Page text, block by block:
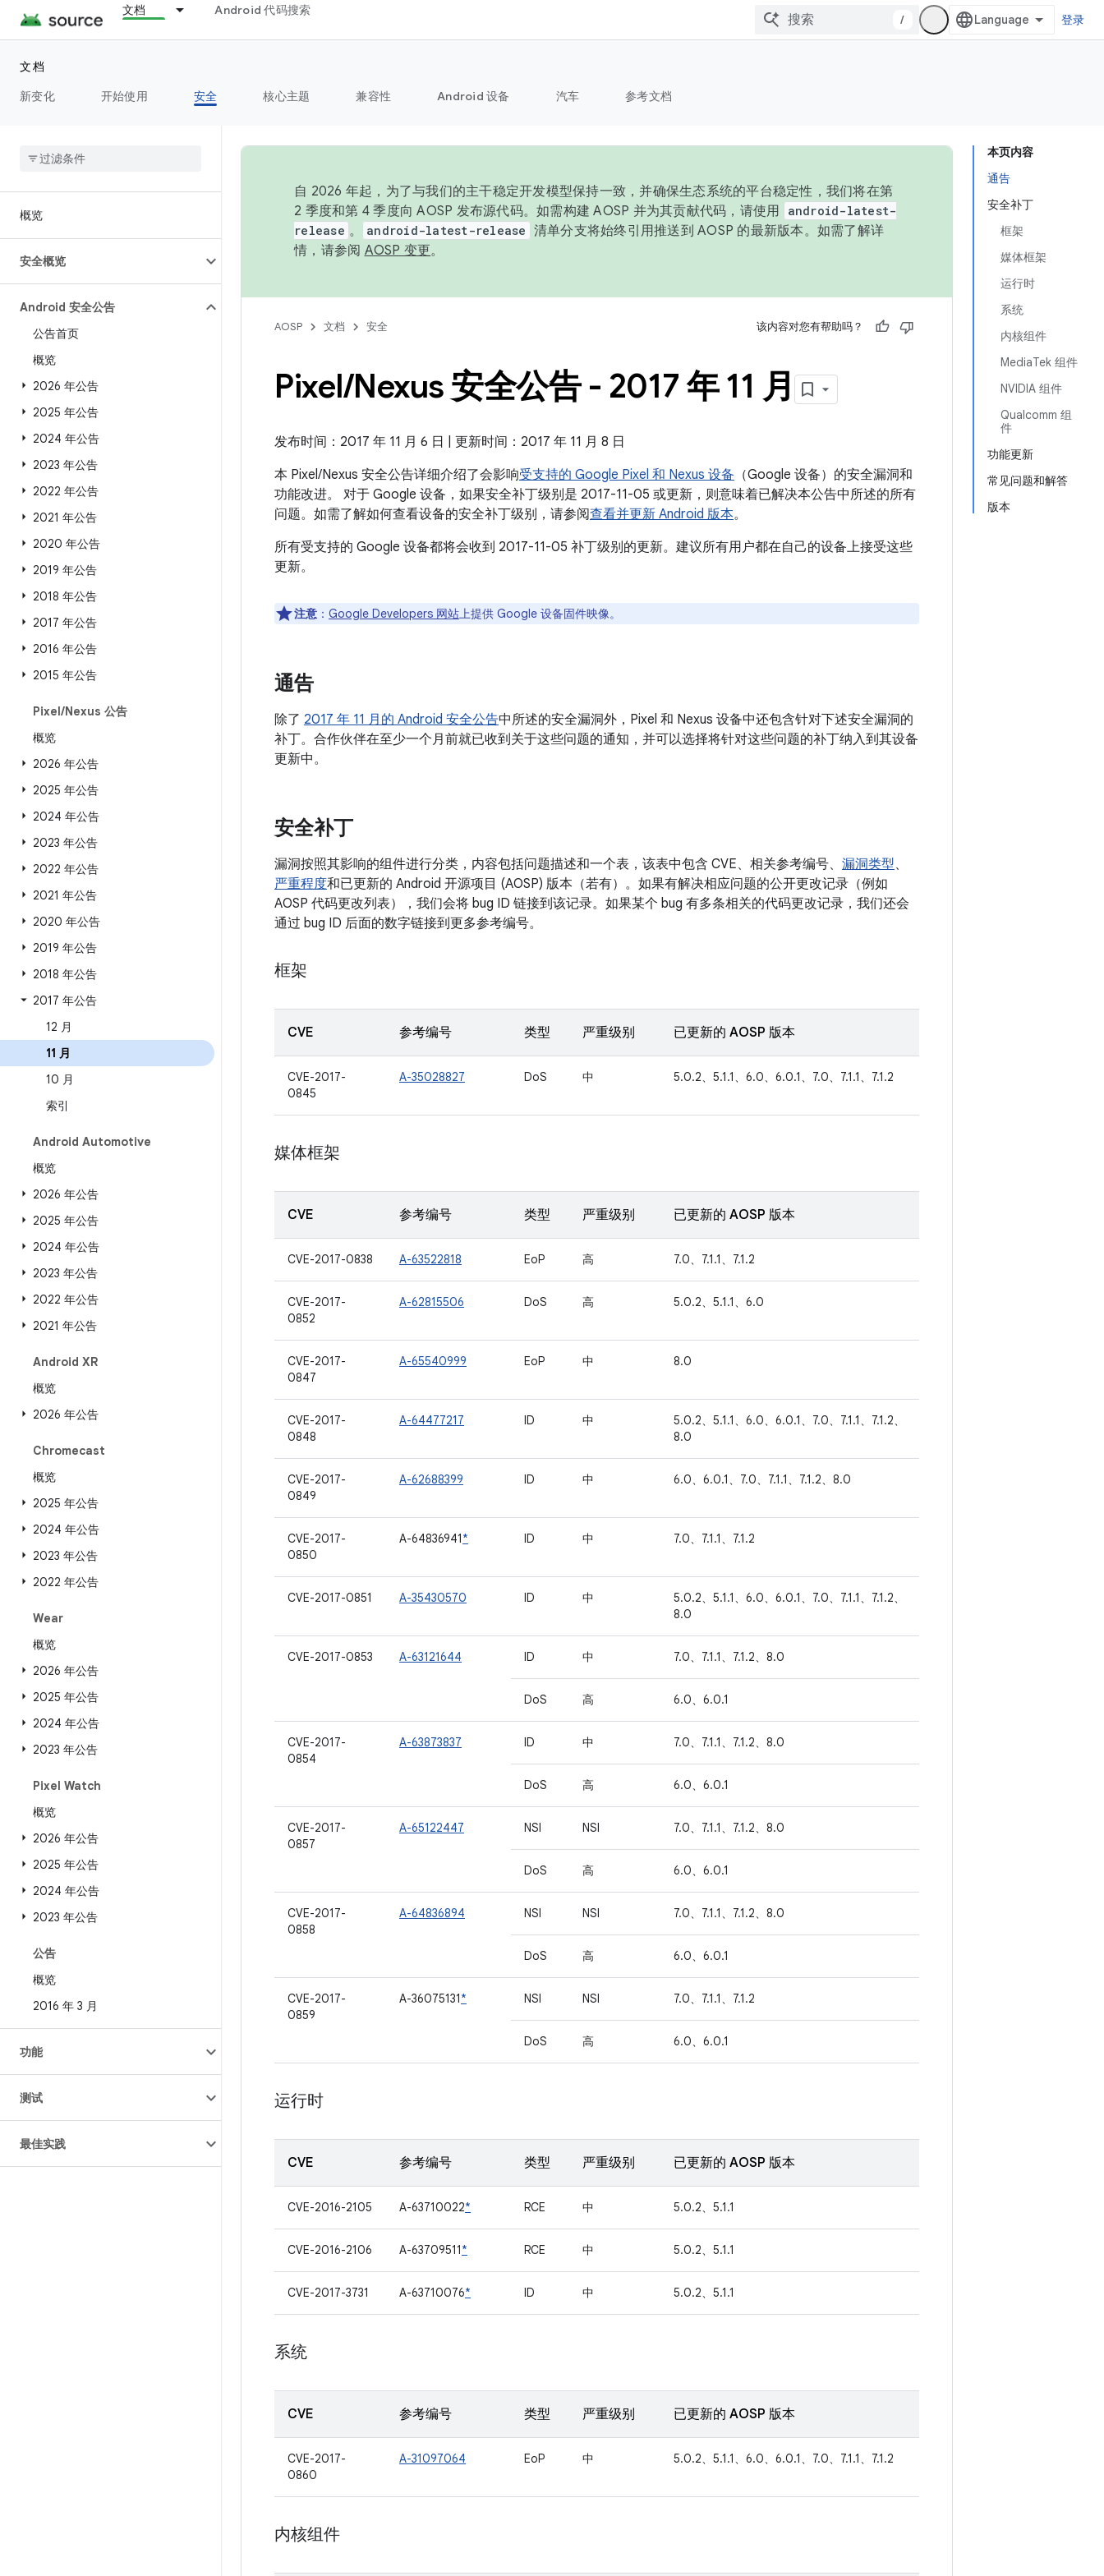
文档 Android 代码搜索
/ 登录
文档
新变化
开始使用 安全 核心主题 兼容性 Android 设备 汽车 参考文档
概览
安全概览
Android 安全公告
公告首页
概览
2026 年公告
2025 年公告
2024 年公告
2023 年公告
2022 年公告
2021 年公告
2020 年公告
2019 年公告
2018 年公告
2017 年公告
2016 年公告
2015 年公告
Pixel/Nexus 公告
概览
2026 年公告
2025 年公告
2024 年公告
2023 年公告
2022 年公告
2021 年公告
2020 年公告
2019 年公告
2018 年公告
2017 年公告
12 月
11 月
10 月
索引
Android Automotive
概览
2026 年公告
2025 年公告
2024 年公告
2023 年公告
2022 年公告
2021 年公告
Android XR
概览
2026 年公告
Chromecast
概览
2025 年公告
2024 年公告
2023 年公告
2022 年公告
Wear
概览
2026 年公告
2025 年公告
2024 年公告
2023 年公告
Pixel Watch
概览
2026 年公告
2025 年公告
2024 年公告
2023 年公告
公告
概览
2016 年 3 月
功能
测试
最佳实践
本页内容
通告
安全补丁
框架
媒体框架
运行时
系统
内核组件
MediaTek 组件
NVIDIA 组件
Qualcomm 组
件
功能更新
常见问题和解答
版本
自 2026 年起，为了与我们的主干稳定开发模型保持一致，并确保生态系统的平台稳定性，我们将在第
2 季度和第 4 季度向 AOSP 发布源代码。如需构建 AOSP 并为其贡献代码，请使用
android-latest-
release 。 android-latest-release 清单分支将始终引用推送到 AOSP 的最新版本。如需了解详
情，请参阅 AOSP 变更。
AOSP 文档 安全 该内容对您有帮助吗？
Pixel/Nexus 安全公告 - 2017 年 11 月
发布时间：2017 年 11 月 6 日 | 更新时间：2017 年 11 月 8 日
本 Pixel/Nexus 安全公告详细介绍了会影响受支持的 Google Pixel 和 Nexus 设备 （Google 设备）的安全漏洞和
功能改进。 对于 Google 设备，如果安全补丁级别是 2017-11-05 或更新，则意味着已解决本公告中所述的所有
问题。如需了解如何查看设备的安全补丁级别，请参阅查看并更新 Android 版本。
所有受支持的 Google 设备都将会收到 2017-11-05 补丁级别的更新。建议所有用户都在自己的设备上接受这些
更新。
注意 ： Google Developers 网站上提供 Google 设备固件映像。
通告
除了 2017 年 11 月的 Android 安全公告中所述的安全漏洞外，Pixel 和 Nexus 设备中还包含针对下述安全漏洞的
补丁。合作伙伴在至少一个月前就已收到关于这些问题的通知，并可以选择将针对这些问题的补丁纳入到其设备
更新中。
安全补丁
漏洞按照其影响的组件进行分类，内容包括问题描述和一个表，该表中包含 CVE、相关参考编号、 漏洞类型、
严重程度和已更新的 Android 开源项目 (AOSP) 版本（若有）。如果有解决相应问题的公开更改记录（例如
AOSP 代码更改列表），我们会将 bug ID 链接到该记录。如果某个 bug 有多条相关的代码更改记录，我们还会
通过 bug ID 后面的数字链接到更多参考编号。
框架
CVE 参考编号 类型 严重级别 已更新的 AOSP 版本
CVE-2017-
0845
A-35028827 DoS 中 5.0.2、5.1.1、6.0、6.0.1、7.0、7.1.1、7.1.2
媒体框架
CVE 参考编号 类型 严重级别 已更新的 AOSP 版本
CVE-2017-0838 A-63522818 EoP 高 7.0、7.1.1、7.1.2
CVE-2017-
0852
A-62815506 DoS 高 5.0.2、5.1.1、6.0
CVE-2017-
0847
A-65540999 EoP 中 8.0
CVE-2017-
0848
A-64477217 ID 中
5.0.2、5.1.1、6.0、6.0.1、7.0、7.1.1、7.1.2、
8.0
CVE-2017-
0849
A-62688399 ID 中 6.0、6.0.1、7.0、7.1.1、7.1.2、8.0
CVE-2017-
0850
A-64836941* ID 中 7.0、7.1.1、7.1.2
CVE-2017-0851 A-35430570 ID 中
5.0.2、5.1.1、6.0、6.0.1、7.0、7.1.1、7.1.2、
8.0
CVE-2017-0853 A-63121644 ID 中 7.0、7.1.1、7.1.2、8.0
DoS 高 6.0、6.0.1
CVE-2017-
0854
A-63873837 ID 中 7.0、7.1.1、7.1.2、8.0
DoS 高 6.0、6.0.1
CVE-2017-
0857
A-65122447 NSI NSI 7.0、7.1.1、7.1.2、8.0
DoS 高 6.0、6.0.1
CVE-2017-
0858
A-64836894 NSI NSI 7.0、7.1.1、7.1.2、8.0
DoS 高 6.0、6.0.1
CVE-2017-
0859
A-36075131* NSI NSI 7.0、7.1.1、7.1.2
DoS 高 6.0、6.0.1
运行时
CVE 参考编号 类型 严重级别 已更新的 AOSP 版本
CVE-2016-2105 A-63710022* RCE 中 5.0.2、5.1.1
CVE-2016-2106 A-63709511* RCE 中 5.0.2、5.1.1
CVE-2017-3731 A-63710076* ID 中 5.0.2、5.1.1
系统
CVE 参考编号 类型 严重级别 已更新的 AOSP 版本
CVE-2017-
0860
A-31097064 EoP 中 5.0.2、5.1.1、6.0、6.0.1、7.0、7.1.1、7.1.2
内核组件